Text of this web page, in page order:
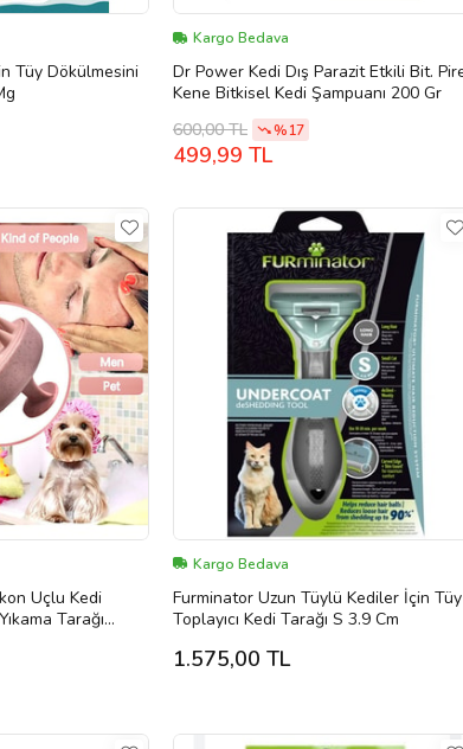
Tüy Dökülmesini
Kargo Bedava
Dr Power Kedi Dış Parazit Etkili Bit. Pire.
Kene Bitkisel Kedi Şampuanı 200 Gr
600,00 TL
%17
499,99 TL
Uçlu Kedi
Tarağı
Kargo Bedava
Furminator Uzun Tüylü Kediler İçin Tüy
Toplayıcı Kedi Tarağı S 3.9 Cm
1.575,00 TL